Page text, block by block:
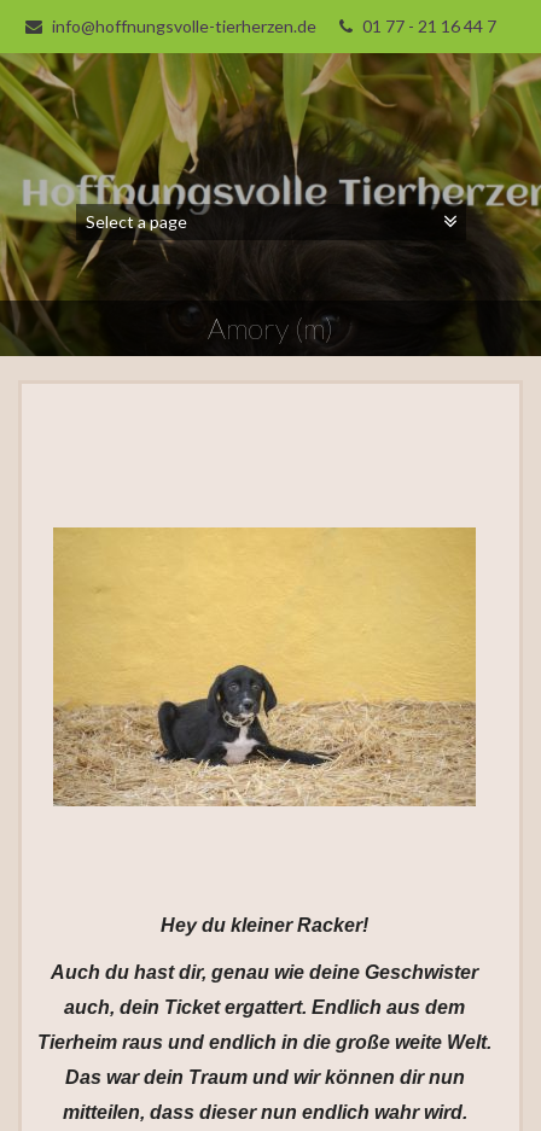
info@hoffnungsvolle-tierherzen.de 01 77 - 21 16 44 7
Amory (m)
Hey du kleiner Racker!
Auch du hast dir, genau wie deine Geschwister
auch, dein Ticket ergattert. Endlich aus dem
Tierheim raus und endlich in die große weite Welt.
Das war dein Traum und wir können dir nun
mitteilen, dass dieser nun endlich wahr wird.